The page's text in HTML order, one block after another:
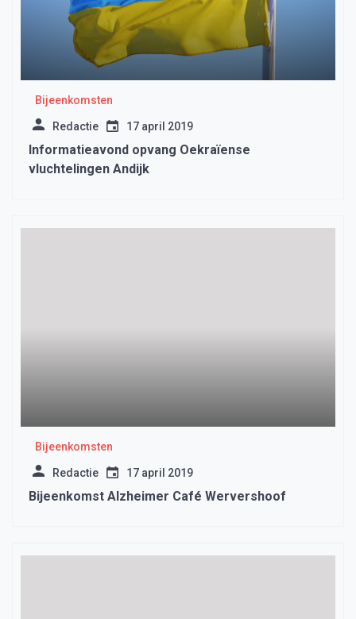
Bijeenkomsten
Redactie 17 april 2019
Informatieavond opvang Oekraïense
vluchtelingen Andijk
Bijeenkomsten
Redactie 17 april 2019
Bijeenkomst Alzheimer Café Wervershoof